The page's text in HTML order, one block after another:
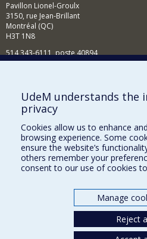
Pavillon Lionel-Groulx
3150, rue Jean-Brillant
Montréal (QC)
H3T 1N8
514 343-6111, poste 40894
Comment soutenir l'École?
BESOIN D'AIDE?
Plan du site
Signaler une erreur
Accessibilité
Nos départements et écoles
UdeM understands the
privacy
Cookies allow us to enhance
browsing experience. Some
ensure the website’s
others remember your
consent to our use of cookies
Manage
Reject